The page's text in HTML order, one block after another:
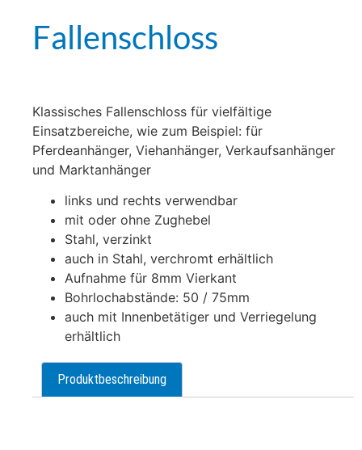
Fallenschloss
Klassisches Fallenschloss für vielfältige
Einsatzbereiche, wie zum Beispiel: für
Pferdeanhänger, Viehanhänger, Verkaufsanhänger
und Marktanhänger
links und rechts verwendbar
mit oder ohne Zughebel
Stahl, verzinkt
auch in Stahl, verchromt erhältlich
Aufnahme für 8mm Vierkant
Bohrlochabstände: 50 / 75mm
auch mit Innenbetätiger und Verriegelung
erhältlich
Produktbeschreibung